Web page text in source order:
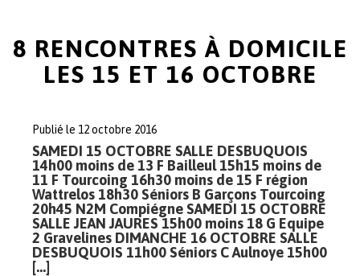
8 RENCONTRES À DOMICILE
LES 15 ET 16 OCTOBRE
Publié le 12 octobre 2016
SAMEDI 15 OCTOBRE SALLE DESBUQUOIS
14h00 moins de 13 F Bailleul 15h15 moins de
11 F Tourcoing 16h30 moins de 15 F région
Wattrelos 18h30 Séniors B Garçons Tourcoing
20h45 N2M Compiégne SAMEDI 15 OCTOBRE
SALLE JEAN JAURES 15h00 moins 18 G Equipe
2 Gravelines DIMANCHE 16 OCTOBRE SALLE
DESBUQUOIS 11h00 Séniors C Aulnoye 15h00
[…]